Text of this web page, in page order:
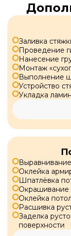
Заливка
Проведение
Нанесение
Монтаж
Выполнение
Устройство
Укладка
Оклейка
Шпатлёвка
Окрашивание
Оклейка
Расшивка
Заделка
поверхности